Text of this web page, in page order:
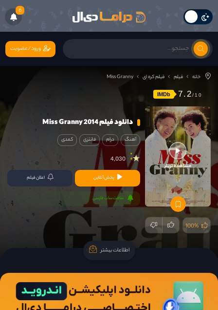
6
ورود/عضویت
خانه فیلم فیلم کره ای Miss Granny
IMDb 7.2
مشاهده تریلر
100%
دانلود فیلم Miss Granny 2014
آهنگ درام فانتزی کمدی
4,030
پخش آنلاین اعلان فیلم
سافت ساب فارسی
اطلاعات بیشتر